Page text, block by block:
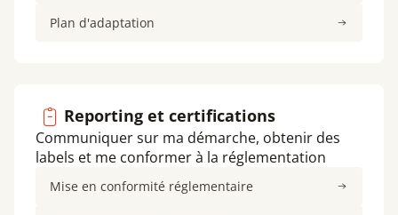
Plan d'adaptation
Reporting et certifications
Communiquer sur ma démarche, obtenir des
labels et me conformer à la réglementation
Mise en conformité réglementaire